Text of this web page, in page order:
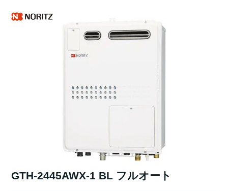
GTH-2445AWX-1 BL フルオート